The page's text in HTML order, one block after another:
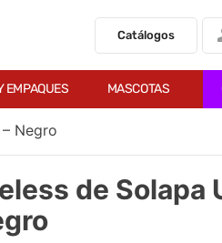
Catálogos
EMPAQUES MASCOTAS
Negro
de Solapa